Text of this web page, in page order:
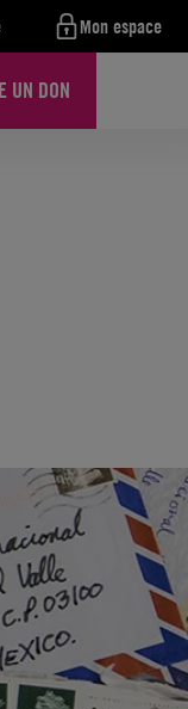
Mon espace
UN DON